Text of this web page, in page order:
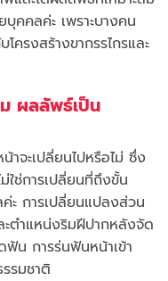
คคลค่ะ เพราะบางคน
ครงสร้างขากรรไกรและ
ผลลัพธ์เป็น
จะเปลี่ยนไปหรือไม่ ซึ่ง
ใช่การเปลี่ยนที่ถึงขั้น
ะ การเปลี่ยนแปลงส่วน
ตำแหน่งริมฝีปากหลังจัด
น การร่นฟันหน้าเข้า
รมชาติ